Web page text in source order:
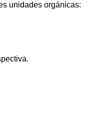
unidades orgánicas: